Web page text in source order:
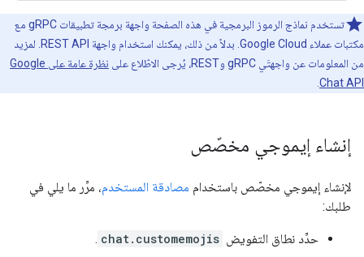
تستخدم نماذج الرموز البرمجية في هذه الصفحة واجهة برمجة تطبيقات gRPC مع
مكتبات عملاء Google Cloud. بدلاً من ذلك، يمكنك استخدام واجهة REST API. لمزيد
من المعلومات عن واجهتَي gRPC وREST، يُرجى الاطّلاع على
نظرة عامة على Google
Chat API
إنشاء إيموجي مخصّص
لإنشاء إيموجي مخصّص باستخدام مصادقة المستخدم، مرِّر ما يلي في
طلبك:
حدِّد نطاق التفويض chat.customemojis
.